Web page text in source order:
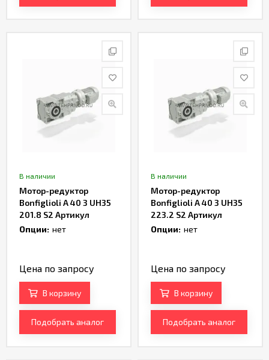
В наличии
Мотор-редуктор
Bonfiglioli A 40 3 UH35
201.8 S2 Артикул
TH233193
Опции: нет
Цена по запросу
В корзину
Подобрать аналог
В наличии
Мотор-редуктор
Bonfiglioli A 40 3 UH35
223.2 S2 Артикул
TH233195
Опции: нет
Цена по запросу
В корзину
Подобрать аналог